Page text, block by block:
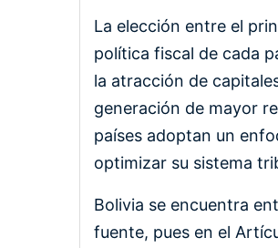
La elección entre el
política fiscal de cada
la atracción de
generación de mayor
países adoptan un
optimizar su sistema
Bolivia se encuentra
fuente, pues en el